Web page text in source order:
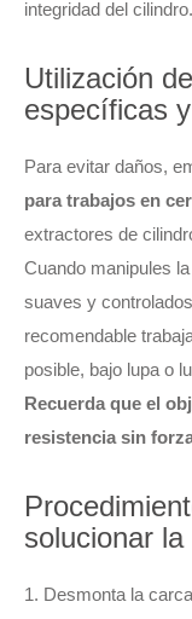
integridad del cilindro.
Utilización
específicas
Para evitar daños,
para trabajos en
extractores de
Cuando manipules
suaves y
recomendable
posible, bajo lupa o
Recuerda que el
resistencia sin
solucionar
1. Desmonta la